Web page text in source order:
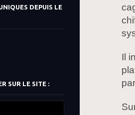
Il
DEPUIS LE
SUR LE SITE :